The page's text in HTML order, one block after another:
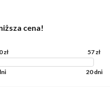
cena!
zł 57 zł
20dni